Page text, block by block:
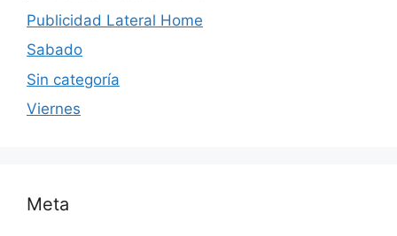
Publicidad Lateral Home
Sabado
Sin categoría
Viernes
Meta